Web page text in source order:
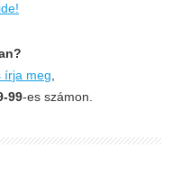
írja meg,
99-es számon.